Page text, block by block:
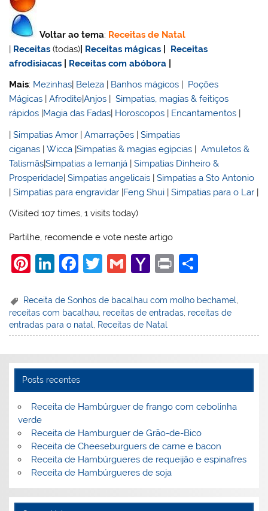
Voltar ao tema: Receitas de Natal
| Receitas (todas) Receitas mágicas
Receitas
afrodisiacas
Receitas com abóbora
Mais: Mezinhas| Beleza | Banhos mágicos | Poções
Mágicas |Afrodite|Anjos |Simpatias, magias & feitiços
rápidos |Magia das Fadas| Horoscopos | Encantamentos |
|Simpatias Amor |Amarrações |Simpatias
ciganas |Wicca |Simpatias & magias egípcias |Amuletos &
Talismãs|Simpatias a Iemanjá |Simpatias Dinheiro &
Prosperidade|Simpatias angelicais |Simpatias a Sto Antonio
|Simpatias para engravidar |Feng Shui |Simpatias para o Lar |
(Visited 107 times, 1 visits today)
Partilhe, recomende e vote neste artigo
Pi
er
e
st
Li
k
e
dI
F
c
e
b
o
k
T
itt
er
G
ai
l
Y
h
o
o
l
Pr
t
ar
e
Receita de Sonhos de bacalhau com molho bechamel
receitas com bacalhau receitas de entradas receitas de
entradas para o natal
Receitas de Natal
Posts recentes
Receita de Hambúrguer de frango com cebolinha
verde
Receita de Hamburguer de Grão-de-Bico
Receita de Cheeseburguers de carne e bacon
Receita de Hambúrgueres de requeijão e espinafres
Receita de Hambúrgueres de soja